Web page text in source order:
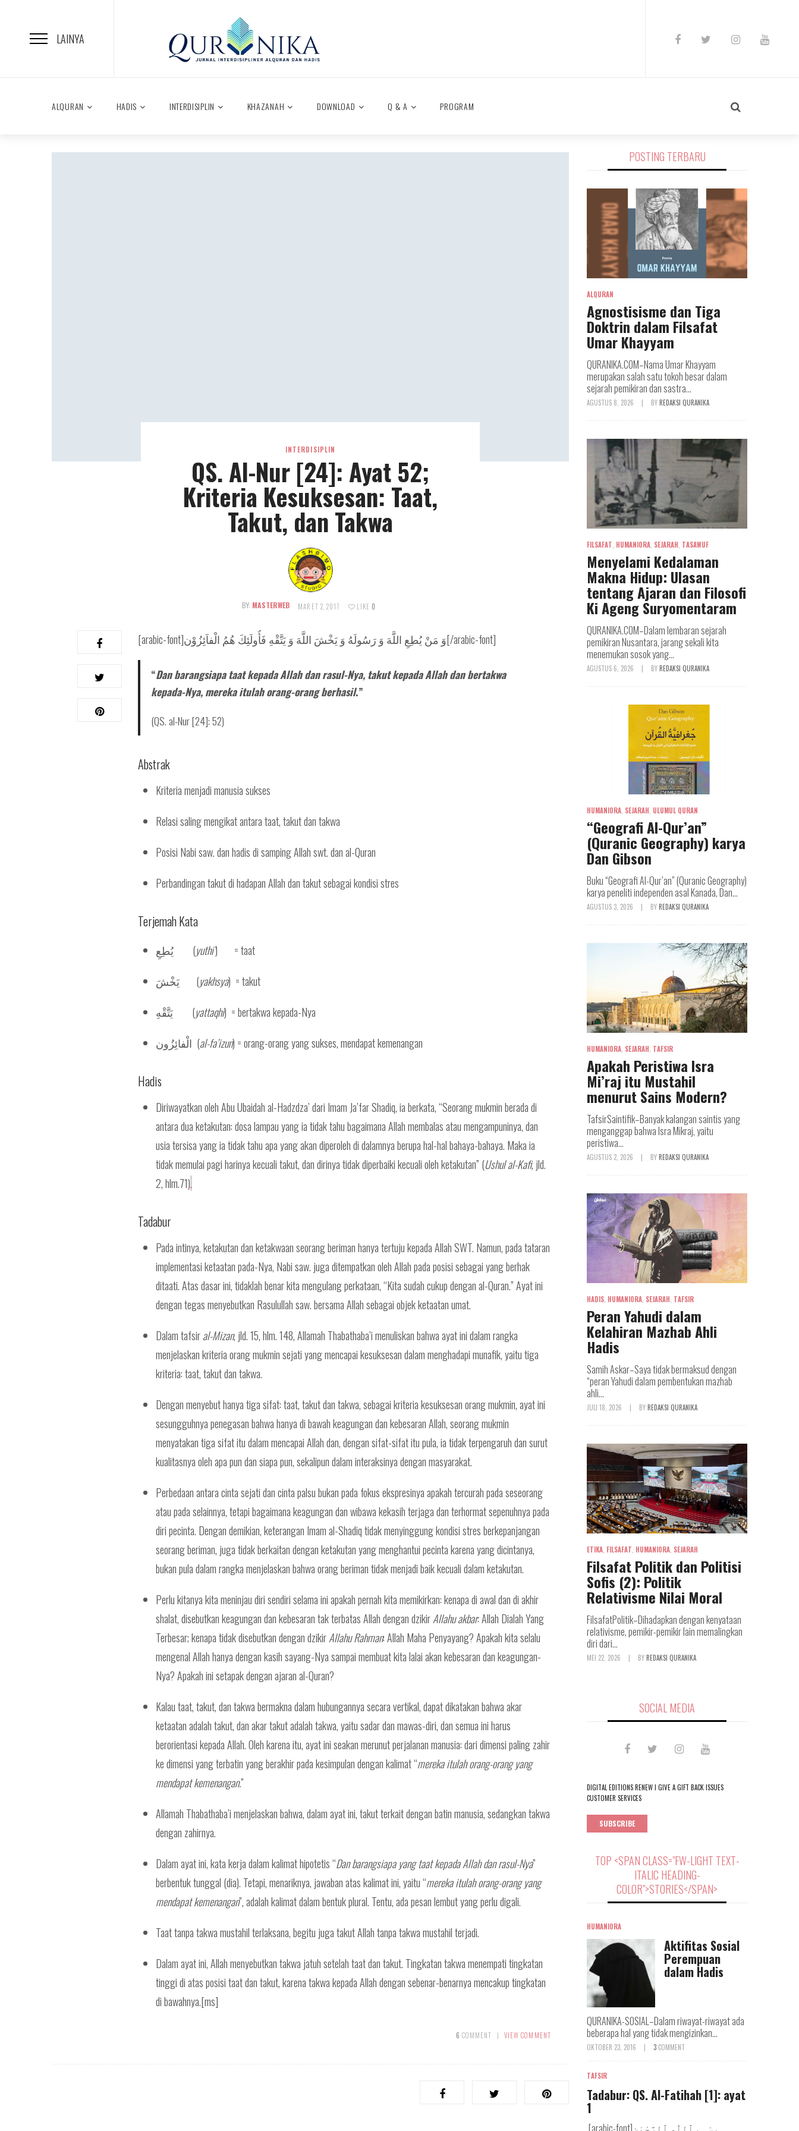
LAINYA
ALQURAN HADIS INTERDISIPLIN KHAZANAH DOWNLOAD Q & A PROGRAM
INTERDISIPLIN
QS. Al-Nur [24]: Ayat 52;
Kriteria Kesuksesan: Taat,
Takut, dan Takwa
BY: MASTERWEB MARET 2, 2017 LIKE 0
[arabic-font]وَ مَنْ يُطِعِ اللَّهَ وَ رَسُولَهُ وَ يَخْشَ اللَّهَ وَ يَتَّقْهِ فَأُولَئِكَ هُمُ الْفاَئِزُوْن[/arabic-font]
“Dan barangsiapa taat kepada Allah dan rasul-Nya, takut kepada Allah dan bertakwa
kepada-Nya, mereka itulah orang-orang berhasil.”
(QS. al-Nur [24]: 52)
Abstrak
Kriteria menjadi manusia sukses
Relasi saling mengikat antara taat, takut dan takwa
Posisi Nabi saw. dan hadis di samping Allah swt. dan al-Quran
Perbandingan takut di hadapan Allah dan takut sebagai kondisi stres
Terjemah Kata
يُطِعِ (yuthi‘) = taat
يَخْشَ (yakhsya) = takut
يَتَّقْهِ (yattaqhi) = bertakwa kepada-Nya
الْفائِزُون (al-fa’izun) = orang-orang yang sukses, mendapat kemenangan
Hadis
Diriwayatkan oleh Abu Ubaidah al-Hadzdza’ dari Imam Ja’far Shadiq, ia berkata, “Seorang mukmin berada di
antara dua ketakutan: dosa lampau yang ia tidak tahu bagaimana Allah membalas atau mengampuninya, dan
usia tersisa yang ia tidak tahu apa yang akan diperoleh di dalamnya berupa hal-hal bahaya-bahaya. Maka ia
tidak memulai pagi harinya kecuali takut, dan dirinya tidak diperbaiki kecuali oleh ketakutan” (Ushul al-Kafi, jld.
2, hlm.71).
Tadabur
Pada intinya, ketakutan dan ketakwaan seorang beriman hanya tertuju kepada Allah SWT. Namun, pada tataran
implementasi ketaatan pada-Nya, Nabi saw. juga ditempatkan oleh Allah pada posisi sebagai yang berhak
ditaati. Atas dasar ini, tidaklah benar kita mengulang perkataan, “Kita sudah cukup dengan al-Quran.” Ayat ini
dengan tegas menyebutkan Rasulullah saw. bersama Allah sebagai objek ketaatan umat.
Dalam tafsiral-Mizan, jld. 15, hlm. 148, Allamah Thabathaba’i menuliskan bahwa ayat ini dalam rangka
menjelaskan kriteria orang mukmin sejati yang mencapai kesuksesan dalam menghadapi munafik, yaitu tiga
kriteria: taat, takut dan takwa.
Dengan menyebut hanya tiga sifat: taat, takut dan takwa, sebagai kriteria kesuksesan orang mukmin, ayat ini
sesungguhnya penegasan bahwa hanya di bawah keagungan dan kebesaran Allah, seorang mukmin
menyatakan tiga sifat itu dalam mencapai Allah dan, dengan sifat-sifat itu pula, ia tidak terpengaruh dan surut
kualitasnya oleh apa pun dan siapa pun, sekalipun dalam interaksinya dengan masyarakat.
Perbedaan antara cinta sejati dan cinta palsu bukan pada fokus ekspresinya apakah tercurah pada seseorang
atau pada selainnya, tetapi bagaimana keagungan dan wibawa kekasih terjaga dan terhormat sepenuhnya pada
diri pecinta. Dengan demikian, keterangan Imam al-Shadiq tidak menyinggung kondisi stres berkepanjangan
seorang beriman, juga tidak berkaitan dengan ketakutan yang menghantui pecinta karena yang dicintanya,
bukan pula dalam rangka menjelaskan bahwa orang beriman tidak menjadi baik kecuali dalam ketakutan.
Perlu kitanya kita meninjau diri sendiri selama ini apakah pernah kita memikirkan: kenapa di awal dan di akhir
shalat, disebutkan keagungan dan kebesaran tak terbatas Allah dengan dzikirAllahu akbar: Allah Dialah Yang
Terbesar; kenapa tidak disebutkan dengan dzikirAllahu Rahman: Allah Maha Penyayang? Apakah kita selalu
mengenal Allah hanya dengan kasih sayang-Nya sampai membuat kita lalai akan kebesaran dan keagungan-
Nya? Apakah ini setapak dengan ajaran al-Quran?
Kalau taat, takut, dan takwa bermakna dalam hubungannya secara vertikal, dapat dikatakan bahwa akar
ketaatan adalah takut, dan akar takut adalah takwa, yaitu sadar dan mawas-diri, dan semua ini harus
berorientasi kepada Allah. Oleh karena itu, ayat ini seakan merunut perjalanan manusia: dari dimensi paling zahir
ke dimensi yang terbatin yang berakhir pada kesimpulan dengan kalimat “mereka itulah orang-orang yang
mendapat kemenangan.”
Allamah Thabathaba’i menjelaskan bahwa, dalam ayat ini, takut terkait dengan batin manusia, sedangkan takwa
dengan zahirnya.
Dalam ayat ini, kata kerja dalam kalimat hipotetis “Dan barangsiapa yang taat kepada Allah dan rasul-Nya”
berbentuk tunggal (dia). Tetapi, menariknya, jawaban atas kalimat ini, yaitu “mereka itulah orang-orang yang
mendapat kemenangan”, adalah kalimat dalam bentuk plural. Tentu, ada pesan lembut yang perlu digali.
Taat tanpa takwa mustahil terlaksana, begitu juga takut Allah tanpa takwa mustahil terjadi.
Dalam ayat ini, Allah menyebutkan takwa jatuh setelah taat dan takut. Tingkatan takwa menempati tingkatan
tinggi di atas posisi taat dan takut, karena takwa kepada Allah dengan sebenar-benarnya mencakup tingkatan
di bawahnya.[ms]
6 COMMENT | VIEW COMMENT
POSTING TERBARU
ALQURAN
Agnostisisme dan Tiga
Doktrin dalam Filsafat
Umar Khayyam
QURANIKA.COM–Nama Umar Khayyam
merupakan salah satu tokoh besar dalam
sejarah pemikiran dan sastra...
AGUSTUS 8, 2026 | BYREDAKSI QURANIKA
FILSAFAT, HUMANIORA, SEJARAH, TASAWUF
Menyelami Kedalaman
Makna Hidup: Ulasan
tentang Ajaran dan Filosofi
Ki Ageng Suryomentaram
QURANIKA.COM–Dalam lembaran sejarah
pemikiran Nusantara, jarang sekali kita
menemukan sosok yang...
AGUSTUS 6, 2026 | BYREDAKSI QURANIKA
HUMANIORA, SEJARAH, ULUMUL QURAN
“Geografi Al-Qur’an”
(Quranic Geography) karya
Dan Gibson
Buku “Geografi Al-Qur’an” (Quranic Geography)
karya peneliti independen asal Kanada, Dan...
AGUSTUS 3, 2026 | BYREDAKSI QURANIKA
HUMANIORA, SEJARAH, TAFSIR
Apakah Peristiwa Isra
Mi’raj itu Mustahil
menurut Sains Modern?
TafsirSaintifik–Banyak kalangan saintis yang
menganggap bahwa Isra Mikraj, yaitu
peristiwa...
AGUSTUS 2, 2026 | BYREDAKSI QURANIKA
HADIS, HUMANIORA, SEJARAH, TAFSIR
Peran Yahudi dalam
Kelahiran Mazhab Ahli
Hadis
Samih Askar–Saya tidak bermaksud dengan
“peran Yahudi dalam pembentukan mazhab
ahli...
JULI 18, 2026 | BYREDAKSI QURANIKA
ETIKA, FILSAFAT, HUMANIORA, SEJARAH
Filsafat Politik dan Politisi
Sofis (2): Politik
Relativisme Nilai Moral
FilsafatPolitik–Dihadapkan dengan kenyataan
relativisme, pemikir-pemikir lain memalingkan
diri dari...
MEI 22, 2026 | BYREDAKSI QURANIKA
SOCIAL MEDIA
DIGITAL EDITIONS RENEW I GIVE A GIFT BACK ISSUES
CUSTOMER SERVICES
SUBSCRIBE
TOP <SPAN CLASS="FW-LIGHT TEXT-
ITALIC HEADING-
COLOR">STORIES</SPAN>
HUMANIORA
Aktifitas Sosial
Perempuan
dalam Hadis
QURANIKA-SOSIAL–Dalam riwayat-riwayat ada
beberapa hal yang tidak mengizinkan...
OKTOBER 23, 2016 | 3 COMMENT
TAFSIR
Tadabur: QS. Al-Fatihah [1]: ayat
1